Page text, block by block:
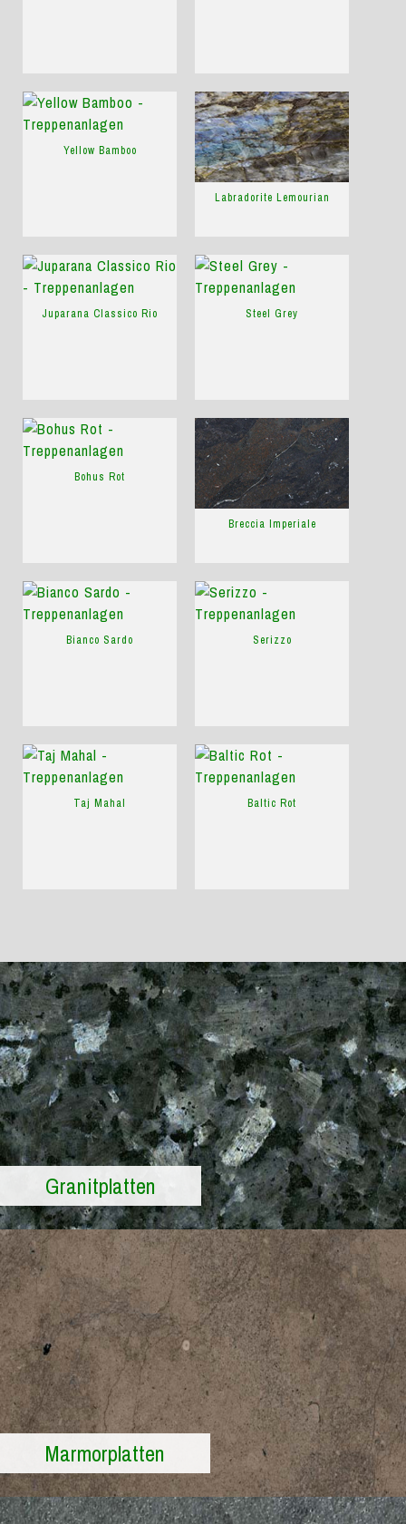
Yellow Bamboo
Labradorite Lemourian
Juparana Classico Rio Steel Grey
Bohus Rot
Breccia Imperiale
Bianco Sardo Serizzo
Taj Mahal Baltic Rot
Granitplatten
Marmorplatten